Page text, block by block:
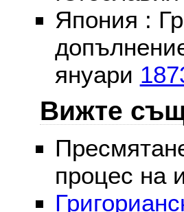
Япония :
януари
Вижте
процес на